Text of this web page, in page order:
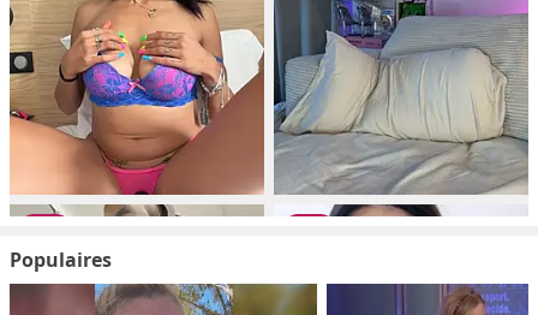
Populaires